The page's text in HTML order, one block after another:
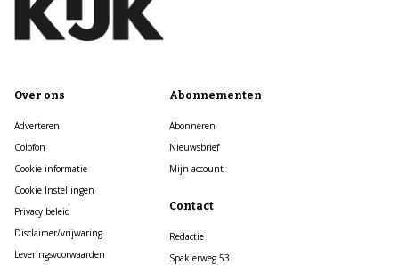
Over ons
Adverteren
Colofon
Cookie informatie
Cookie Instellingen
Privacy beleid
Disclaimer/vrijwaring
Leveringsvoorwaarden
Abonnementen
Abonneren
Nieuwsbrief
Mijn account
Contact
Redactie
Spaklerweg 53